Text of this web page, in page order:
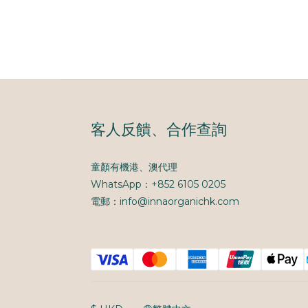
客人反饋、合作查詢
童顏有機港、澳代理
WhatsApp：+852 6105 0205
電郵：info@innaorganichk.com